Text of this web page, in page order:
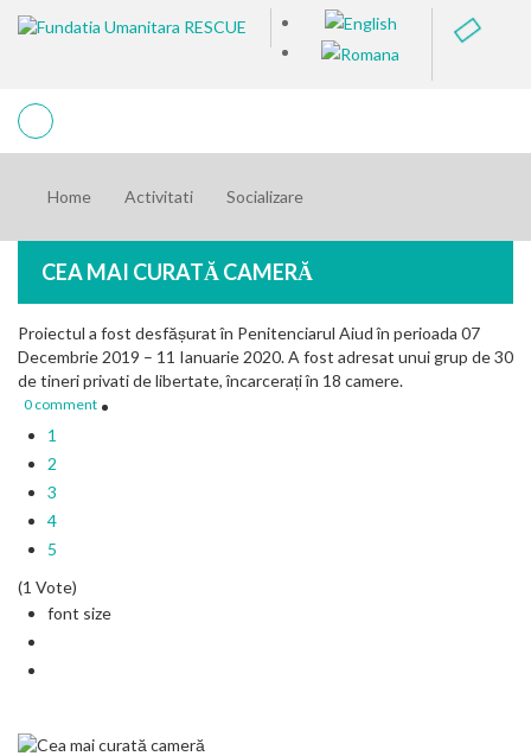
Home Activitati Socializare
CEA MAI CURATĂ CAMERĂ
Proiectul a fost desfășurat în Penitenciarul Aiud în perioada 07
Decembrie 2019 – 11 Ianuarie 2020. A fost adresat unui grup de 30
de tineri privati de libertate, încarcerați în 18 camere.
0 comment
1
2
3
4
5
(1 Vote)
font size